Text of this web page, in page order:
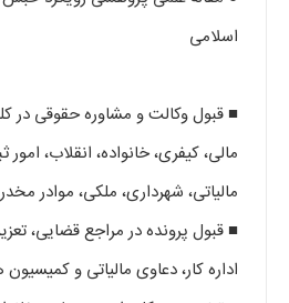
اسلامی
■ قبول وکالت و مشاوره حقوقی در
مالی، کیفری، خانواده، انقلاب،
مالیاتی، شهرداری، ملکی، موادر
■ قبول پرونده در مراجع قضایی،
اداره کار، دعاوی مالیاتی و